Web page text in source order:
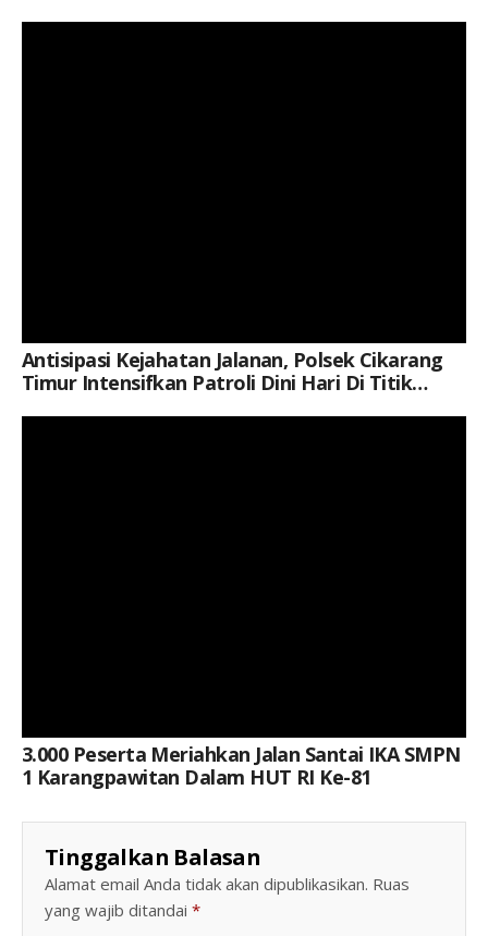
Keterangan Gambar: Personel Polsek Cikarang Timur melaksanakan patroli dini hari di wilayah Kelurahan Sertajaya, Kecamatan Cikarang Timur, Kabupaten Bekasi, Minggu (9/8/2026). Patroli dilakukan untuk mengantisipasi kejahatan jalanan, tawuran, dan gangguan kamtibmas.
Antisipasi Kejahatan Jalanan, Polsek Cikarang
Timur Intensifkan Patroli Dini Hari Di Titik
Keterangan Gambar: Ketua IKA SMPN 1 Karangpawitan bersama Camat Karangpawitan dan panitia saat kegiatan jalan santai dalam rangka memeriahkan HUT Kemerdekaan RI ke-81 di Kabupaten Garut, Minggu (9/8/2026).
3.000 Peserta Meriahkan Jalan Santai IKA SMPN
1 Karangpawitan Dalam HUT RI Ke-81
Tinggalkan Balasan
Alamat email Anda tidak akan dipublikasikan. Ruas
yang wajib ditandai *